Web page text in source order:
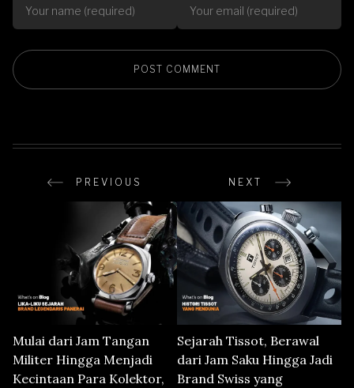
PREVIOUS NEXT
Mulai dari Jam Tangan
Militer Hingga Menjadi
Kecintaan Para Kolektor,
Sejarah Tissot, Berawal
dari Jam Saku Hingga Jadi
Brand Swiss yang